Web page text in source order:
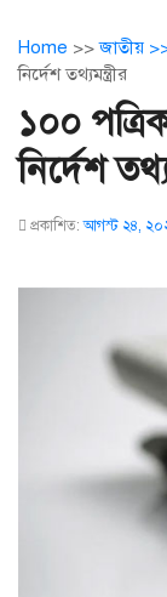
Home >>জাতীয়
নির্দেশ তথ্যমন্ত্রীর
১০০
নির্দেশ
প্রকাশিত:আগস্ট ২৪,